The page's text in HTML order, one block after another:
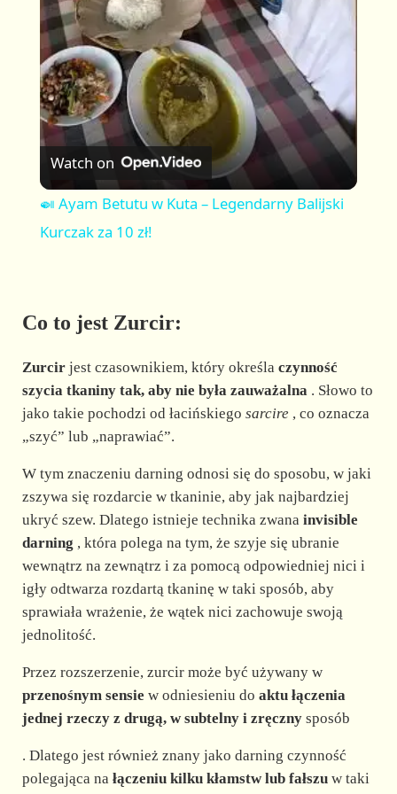
a
y
V
i
o
Watch on
🍛 Ayam Betutu w Kuta – Legendarny Balijski
Kurczak za 10 zł!
Co to jest Zurcir:
Zurcirjest czasownikiem, który określa czynność
szycia tkaniny tak, aby nie była zauważalna. Słowo to
jako takie pochodzi od łacińskiego sarcire , co oznacza
„szyć” lub „naprawiać”.
W tym znaczeniu darning odnosi się do sposobu, w jaki
zszywa się rozdarcie w tkaninie, aby jak najbardziej
ukryć szew. Dlatego istnieje technika zwana invisible
darning , która polega na tym, że szyje się ubranie
wewnątrz na zewnątrz i za pomocą odpowiedniej nici i
igły odtwarza rozdartą tkaninę w taki sposób, aby
sprawiała wrażenie, że wątek nici zachowuje swoją
jednolitość.
Przez rozszerzenie, zurcir może być używany w
przenośnym sensie w odniesieniu do aktu łączenia
jednej rzeczy z drugą, w subtelny i zręcznysposób
. Dlatego jest również znany jako darning czynność
polegająca na łączeniu kilku kłamstw lub fałszuw taki